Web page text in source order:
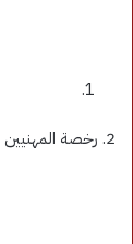
2. رخصة المهنيين الإعلاميين: التي تؤكد كفاءته وتخصصه في مجال الإعلام.